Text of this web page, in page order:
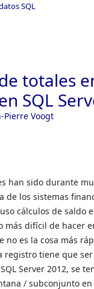
SQL
totales
SQL
Pierre Voogt
han sido durante
de los sistemas
cálculos de saldo
más difícil de hacer
no es la cosa más
registro tiene que
Server 2012, se
/ subconjunto